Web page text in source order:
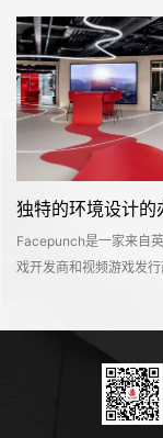
Facepunch是一家来自
戏开发商和视频游戏发行
所有员工的社交活动中心
对外接待公众，让明天呢
念产品和相关商品。这
着丰富的场景、游戏和社